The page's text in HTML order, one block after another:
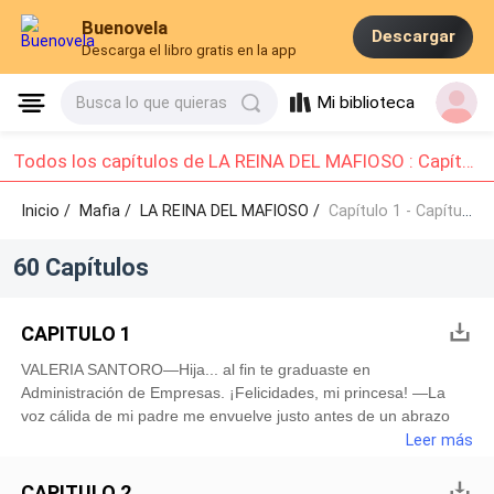
Buenovela
Descarga el libro gratis en la app
Descargar
Busca lo que quieras Mi biblioteca
Todos los capítulos de LA REINA DEL MAFIOSO : Capítulo 1 - Capítulo 10
Inicio / Mafia/LA REINA DEL MAFIOSO / Capítulo 1 - Capítulo 10
60 Capítulos
CAPITULO 1
VALERIA SANTORO—Hija... al fin te graduaste en
Administración de Empresas. ¡Felicidades, mi princesa! —La
voz cálida de mi padre me envuelve justo antes de un abrazo
fuerte y reconfortante. Él, ese hombre firme y ejemplar que
a tu esfuerzo incansable. —Sonrío, aunque una punzada de
Leer más